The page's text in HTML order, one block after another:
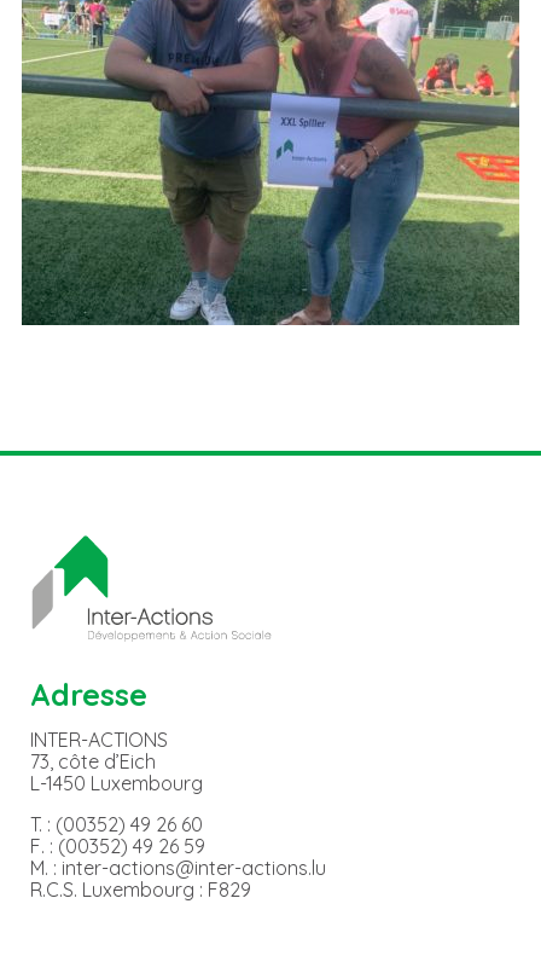
Adresse
INTER-ACTIONS
73, côte d’Eich
L-1450 Luxembourg
T. : (00352) 49 26 60
F. : (00352) 49 26 59
M. : inter-actions@inter-actions.lu
R.C.S. Luxembourg : F829